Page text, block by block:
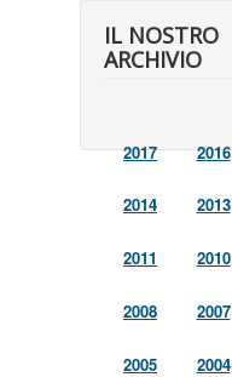
IL NOSTRO
ARCHIVIO
2017 2016
2014 2013
2011 2010
2008 2007
2005 2004